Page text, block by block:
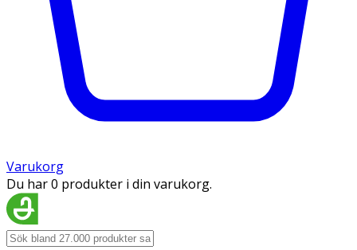
Varukorg
Du har 0 produkter i din varukorg.